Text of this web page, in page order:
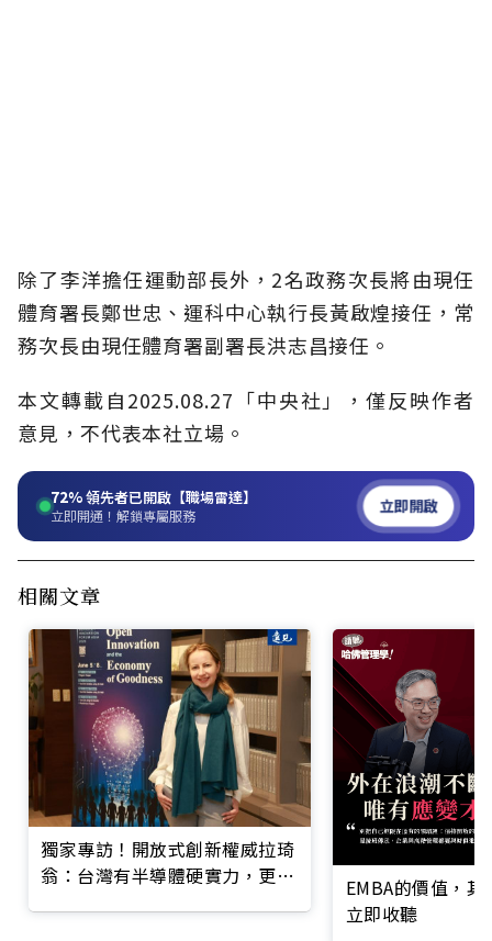
除了李洋擔任運動部長外，2名政務次長將由現任
體育署長鄭世忠、運科中心執行長黃啟煌接任，常
務次長由現任體育署副署長洪志昌接任。
本文轉載自2025.08.27「中央社」，僅反映作者
意見，不代表本社立場。
72%領先者已開啟【職場雷達】
立即開通！解鎖專屬服務 立即開啟
相關文章
獨家專訪！開放式創新權威拉琦
翁：台灣有半導體硬實力，更有
EMBA的價值，
立即收聽